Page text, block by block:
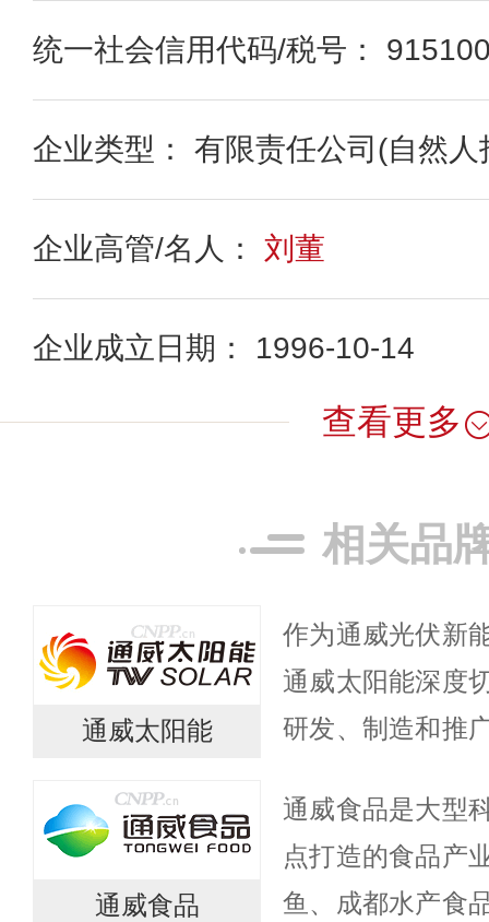
统一社会信用代码/税号：
企业类型： 有限责任公司(自然人
企业高管/名人： 刘董
企业成立日期： 1996-10-14
查看更多
相关品
通威太阳能
作为通威光伏新
通威太阳能深度
研发、制造和推
度高、规模大的
生产企业，...
通威食品
通威食品是大型
点打造的食品产
鱼、成都水产食